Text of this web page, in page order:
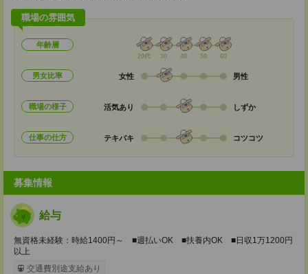
職場の雰囲気
年齢層
20代 30 40 50 60
男女比率 女性 男性
職場の様子 活気あり しずか
仕事の仕方 テキパキ コツコツ
募集情報
給与
無資格未経験：時給1400円～ ■週払いOK ■扶養内OK ■日収1万1200円
以上
交通費別途支給あり